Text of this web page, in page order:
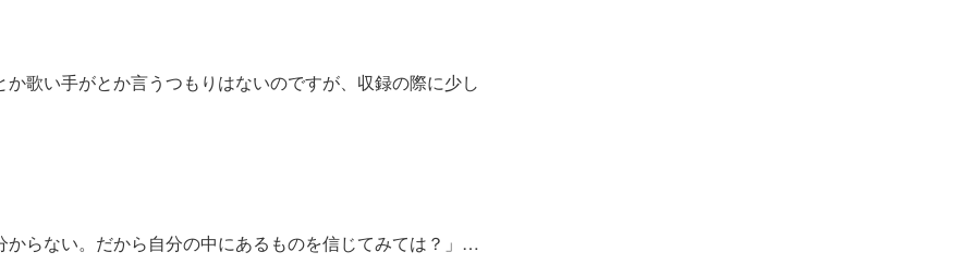
歌い手がとか言うつもりはないのですが、収録の際に少し
らない。だから自分の中にあるものを信じてみては？」…